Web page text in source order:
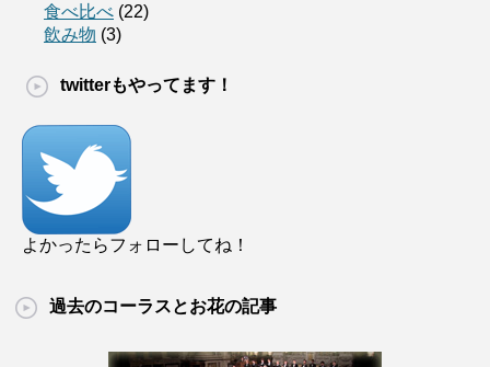
食べ比べ (22)
飲み物 (3)
twitterもやってます！
よかったらフォローしてね！
過去のコーラスとお花の記事